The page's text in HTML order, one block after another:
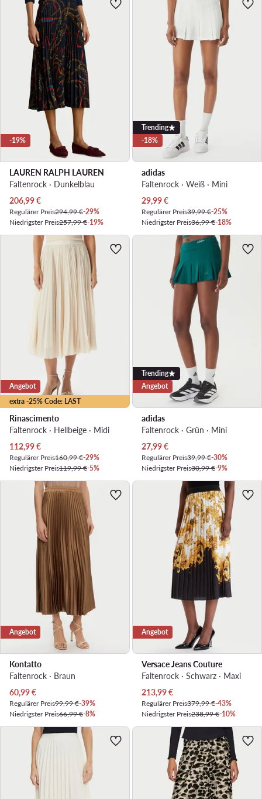
-19%
LAUREN RALPH LAUREN
Faltenrock · Dunkelblau
Aktueller Preis
206,99€
Regulärer Preis294,99 €-29%
Niedrigster Preis257,99 €-19%
Trending
-18%
adidas
Faltenrock · Weiß · Mini
Aktueller Preis
29,99€
Regulärer Preis39,99 €-25%
Niedrigster Preis36,99 €-18%
extra -25% Code: LAST
Angebot
Rinascimento
Faltenrock · Hellbeige · Midi
Aktueller Preis
112,99€
Regulärer Preis160,99 €-29%
Niedrigster Preis119,99 €-5%
Trending
Angebot
adidas
Faltenrock · Grün · Mini
Aktueller Preis
27,99€
Regulärer Preis39,99 €-30%
Niedrigster Preis30,99 €-9%
Angebot
Kontatto
Faltenrock · Braun
Aktueller Preis
60,99€
Regulärer Preis99,99 €-39%
Niedrigster Preis66,99 €-8%
Angebot
Versace Jeans Couture
Faltenrock · Schwarz · Maxi
Aktueller Preis
213,99€
Regulärer Preis379,99 €-43%
Niedrigster Preis238,99 €-10%